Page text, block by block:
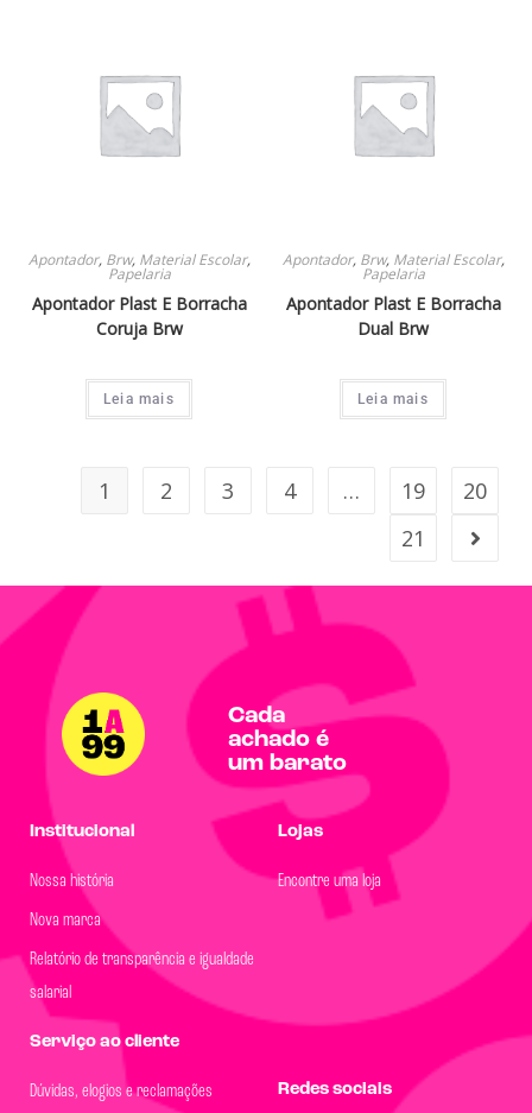
Apontador, Brw, Material Escolar,
Papelaria
Apontador Plast E Borracha
Coruja Brw
Leia mais
Apontador, Brw, Material Escolar,
Papelaria
Apontador Plast E Borracha
Dual Brw
Leia mais
1 2 3 4 … 19
20
21
Cada
achado é
um barato
Institucional
Nossa história
Nova marca
Relatório de transparência e igualdade
salarial
Lojas
Encontre uma loja
Serviço ao cliente
Dúvidas, elogios e reclamações Redes sociais